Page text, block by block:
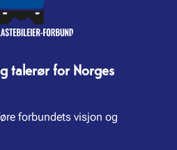
talerør for Norges
forbundets visjon og